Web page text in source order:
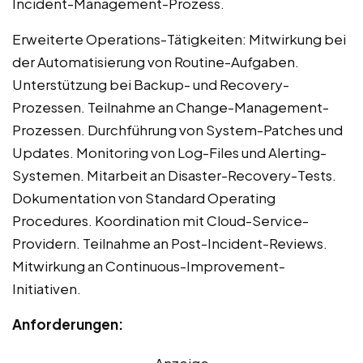
Erweiterte Operations-Tätigkeiten: Mitwirkung bei
der Automatisierung von Routine-Aufgaben.
Unterstützung bei Backup- und Recovery-
Prozessen. Teilnahme an Change-Management-
Prozessen. Durchführung von System-Patches und
Updates. Monitoring von Log-Files und Alerting-
Systemen. Mitarbeit an Disaster-Recovery-Tests.
Dokumentation von Standard Operating
Procedures. Koordination mit Cloud-Service-
Providern. Teilnahme an Post-Incident-Reviews.
Mitwirkung an Continuous-Improvement-
Initiativen.
Anforderungen: